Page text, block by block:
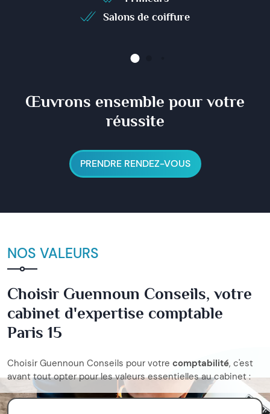
Salons de coiffure
Œuvrons ensemble pour votre
réussite
PRENDRE RENDEZ-VOUS
NOS VALEURS
Choisir Guennoun Conseils, votre
cabinet d'expertise comptable
Paris 15
Choisir Guennoun Conseils pour votre comptabilité, c'est
avant tout opter pour les valeurs essentielles au cabinet :